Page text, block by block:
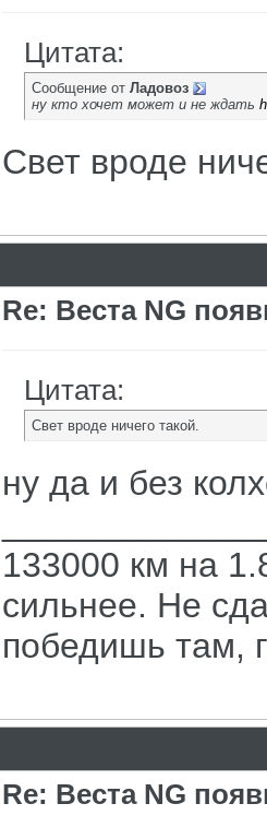
Цитата:
Сообщение от Ладовоз
ну кто хочет может и не ждать
Свет вроде
Re: Веста NG
Цитата:
Свет вроде ничего такой.
ну да и без
133000 км на
сильнее. Не
победишь там,
Re: Веста NG